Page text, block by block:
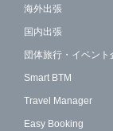
海外出張
国内出張
団体旅行・イベント
Smart BTM
Travel Manager
Easy Booking